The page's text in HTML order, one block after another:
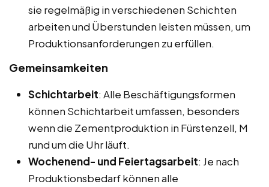
sie regelmäßig in verschiedenen Schichten
arbeiten und Überstunden leisten müssen, um
Produktionsanforderungen zu erfüllen.
Gemeinsamkeiten
Schichtarbeit: Alle Beschäftigungsformen
können Schichtarbeit umfassen, besonders
wenn die Zementproduktion in Fürstenzell, M
rund um die Uhr läuft.
Wochenend- und Feiertagsarbeit: Je nach
Produktionsbedarf können alle